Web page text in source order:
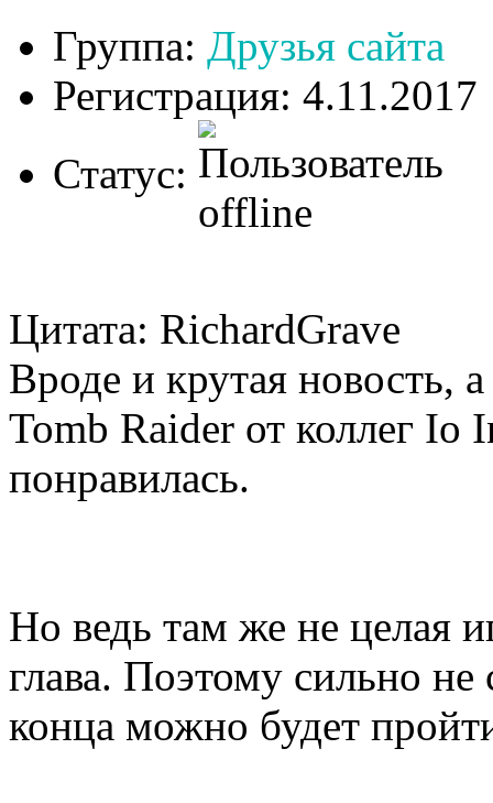
Группа: Друзья сайта
Регистрация: 4.11.2017
Статус:
Цитата: RichardGrave
Вроде и крутая новость,
Tomb Raider от коллег Io
понравилась.
Но ведь там же не целая
глава. Поэтому сильно не
конца можно будет